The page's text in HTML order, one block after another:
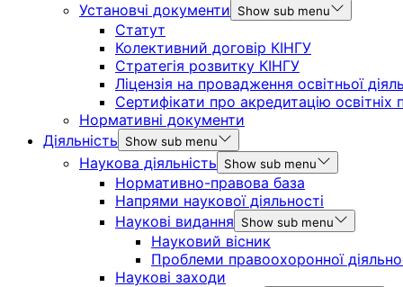
Установчі документи
Show sub menu
Статут
Колективний договір КІНГУ
Стратегія розвитку КІНГУ
Ліцензія на провадження освітньої
Сертифікати про акредитацію освітніх
Нормативні документи
Діяльність
Show sub menu
Наукова діяльність Show sub menu
Нормативно-правова база
Напрями наукової діяльності
Наукові видання
Show sub menu
Науковий вісник
Проблеми правоохоронної
Наукові заходи